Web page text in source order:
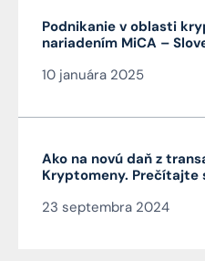
Podnikanie v oblasti
nariadením MiCA –
10 januára 2025
Ako na novú daň z
Kryptomeny. Prečítajte
Čarnogurského
23 septembra 2024